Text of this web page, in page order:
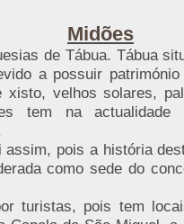
Midões
de Tábua. Tábua
a possuir
xisto, velhos solares,
tem na
assim, pois a história
como sede do
turistas, pois tem